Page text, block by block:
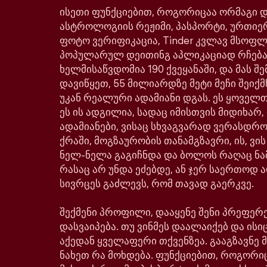
ისეთი ფუნქციებით, როგორიცაა ორმაგი
ასტროლოგიის რეჟიმი, პასპორტი,
ფოტო ვერიფიკაცია, Tinder კვლავ
პოპულარულ დეითინგ აპლიკაციად
ხელმისაწვდომია 190 ქვეყანაში, და მას
დავიწყეთ, 55 მილიარდზე მეტი მეჩი
უკან რეალური ადამიანი დგას. ეს
ეს ის ადგილია, სადაც იმისთვის
ადამიანები, ვისაც სხვაგვარად
ქრაში, მოგზაურობის თანამგზავრი, ის,
ნელ-ნელა გაგიჩნდა და ბოლოს რაღაც
რასაც არ უნდა ეძებდე, ან ჯერ საერთოდ
სივრცეს გაძლევს, რომ თავად გაერკვე.
შექმენი პროფილი, დააყენე შენი
დასვაიპება. თუ ვინმეს დაალაიქებ და
აქედან ყველაფერი თქვენზეა. გააგზავნე
ნახეთ რა მოხდება. ფუნქციებით,